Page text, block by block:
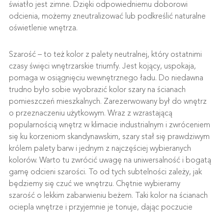
światło jest zimne. Dzięki odpowiedniemu doborowi
odcienia, możemy zneutralizować lub podkreślić naturalne
oświetlenie wnętrza.
Szarość – to też kolor z palety neutralnej, który ostatnimi
czasy święci wnętrzarskie triumfy. Jest kojący, uspokaja,
pomaga w osiągnięciu wewnętrznego ładu. Do niedawna
trudno było sobie wyobrazić kolor szary na ścianach
pomieszczeń mieszkalnych. Zarezerwowany był do wnętrz
o przeznaczeniu użytkowym. Wraz z wzrastającą
popularnością wnętrz w klimacie industrialnym i zwróceniem
się ku korzeniom skandynawskim, szary stał się prawdziwym
królem palety barw i jednym z najczęściej wybieranych
kolorów. Warto tu zwrócić uwagę na uniwersalność i bogatą
gamę odcieni szarości. To od tych subtelności zależy, jak
będziemy się czuć we wnętrzu. Chętnie wybieramy
szarość o lekkim zabarwieniu beżem. Taki kolor na ścianach
ociepla wnętrze i przyjemnie je tonuje, dając poczucie